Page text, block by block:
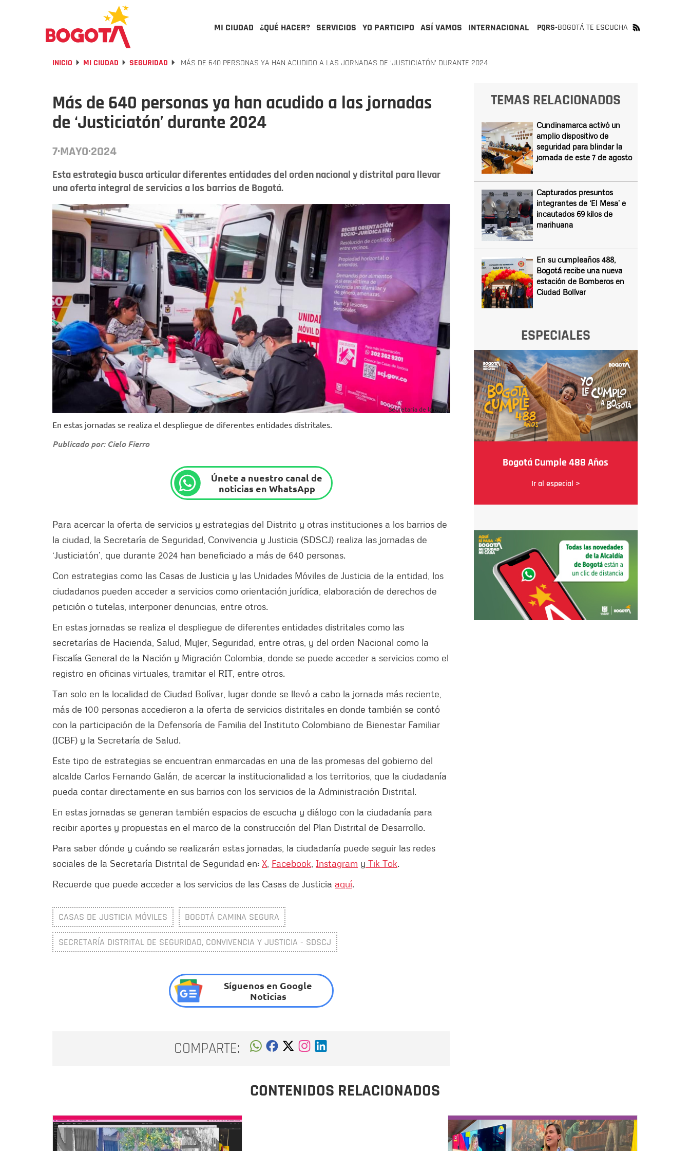
MI CIUDAD ¿QUÉ HACER? SERVICIOS YO PARTICIPO ASÍ VAMOS INTERNACIONAL PQRS-BOGOTÁ TE ESCUCHA
INICIO MI CIUDAD SEGURIDAD MÁS DE 640 PERSONAS YA HAN ACUDIDO A LAS JORNADAS DE ‘JUSTICIATÓN’ DURANTE 2024
Más de 640 personas ya han acudido a las jornadas
de ‘Justiciatón’ durante 2024
7·MAYO·2024
Esta estrategia busca articular diferentes entidades del orden nacional y distrital para llevar
una oferta integral de servicios a los barrios de Bogotá.
Secretaría de la Mujer
En estas jornadas se realiza el despliegue de diferentes entidades distritales.
Publicado por: Cielo Fierro
Únete a nuestro canal de
noticias en WhatsApp
Para acercar la oferta de servicios y estrategias del Distrito y otras instituciones a los barrios de
la ciudad, la Secretaría de Seguridad, Convivencia y Justicia (SDSCJ) realiza las jornadas de
‘Justiciatón’, que durante 2024 han beneficiado a más de 640 personas.
Con estrategias como las Casas de Justicia y las Unidades Móviles de Justicia de la entidad, los
ciudadanos pueden acceder a servicios como orientación jurídica, elaboración de derechos de
petición o tutelas, interponer denuncias, entre otros.
En estas jornadas se realiza el despliegue de diferentes entidades distritales como las
secretarías de Hacienda, Salud, Mujer, Seguridad, entre otras, y del orden Nacional como la
Fiscalía General de la Nación y Migración Colombia, donde se puede acceder a servicios como el
registro en oficinas virtuales, tramitar el RIT, entre otros.
Tan solo en la localidad de Ciudad Bolívar, lugar donde se llevó a cabo la jornada más reciente,
más de 100 personas accedieron a la oferta de servicios distritales en donde también se contó
con la participación de la Defensoría de Familia del Instituto Colombiano de Bienestar Familiar
(ICBF) y la Secretaría de Salud.
Este tipo de estrategias se encuentran enmarcadas en una de las promesas del gobierno del
alcalde Carlos Fernando Galán, de acercar la institucionalidad a los territorios, que la ciudadanía
pueda contar directamente en sus barrios con los servicios de la Administración Distrital.
En estas jornadas se generan también espacios de escucha y diálogo con la ciudadanía para
recibir aportes y propuestas en el marco de la construcción del Plan Distrital de Desarrollo.
Para saber dónde y cuándo se realizarán estas jornadas, la ciudadanía puede seguir las redes
sociales de la Secretaría Distrital de Seguridad en: X Facebook Instagram y Tik Tok.
Recuerde que puede acceder a los servicios de las Casas de Justicia aquí.
CASAS DE JUSTICIA MÓVILES BOGOTÁ CAMINA SEGURA
SECRETARÍA DISTRITAL DE SEGURIDAD, CONVIVENCIA Y JUSTICIA - SDSCJ
Síguenos en Google
Noticias
COMPARTE:
TEMAS RELACIONADOS
Cundinamarca activó un
amplio dispositivo de
seguridad para blindar la
jornada de este 7 de agosto
Capturados presuntos
integrantes de ‘El Mesa’ e
incautados 69 kilos de
marihuana
En su cumpleaños 488,
Bogotá recibe una nueva
estación de Bomberos en
Ciudad Bolívar
ESPECIALES
Bogotá Cumple 488 Años
Ir al especial >
CONTENIDOS RELACIONADOS